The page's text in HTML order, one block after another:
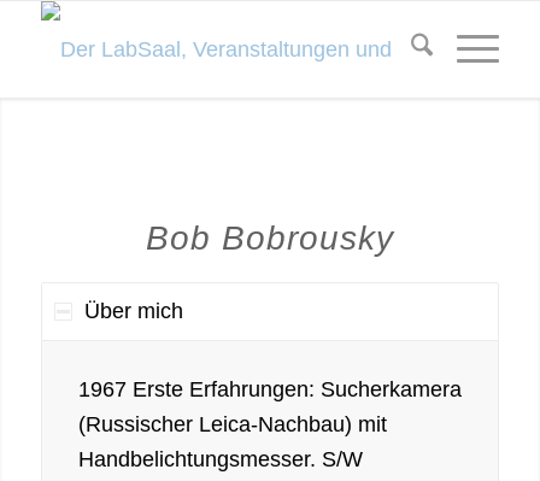
Bob Bobrousky
Über mich
1967 Erste Erfahrungen: Sucherkamera
(Russischer Leica-Nachbau) mit
Handbelichtungsmesser. S/W